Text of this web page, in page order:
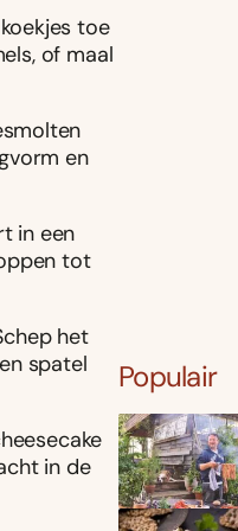
toe
of maal
en
in een
tot
het
spatel
in de
Populair